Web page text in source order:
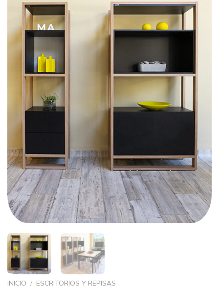
INICIO / ESCRITORIOS Y REPISAS